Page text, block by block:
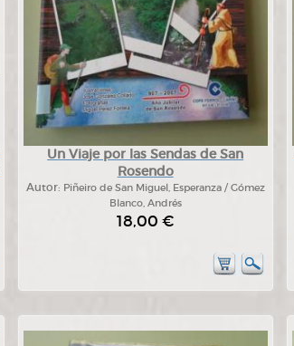
Un Viaje por las Sendas de San
Rosendo
Autor: Piñeiro de San Miguel, Esperanza / Gómez
Blanco, Andrés
18,00 €